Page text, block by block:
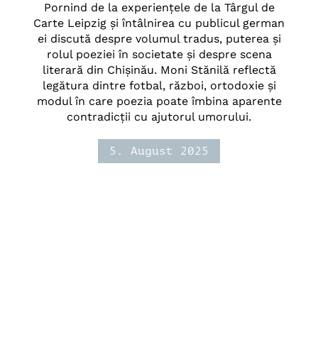
Pornind de la experiențele de la Târgul de
Carte Leipzig și întâlnirea cu publicul german
ei discută despre volumul tradus, puterea și
rolul poeziei în societate și despre scena
literară din Chișinău. Moni Stănilă reflectă
legătura dintre fotbal, război, ortodoxie și
modul în care poezia poate îmbina aparente
contradicții cu ajutorul umorului.
5. August 2025